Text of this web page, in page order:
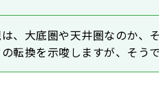
、大底圏や天井圏なのか、
転換を示唆しますが、そう